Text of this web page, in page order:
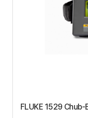
FLUKE 1529 Chub-